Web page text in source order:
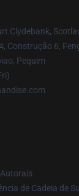
Clydebank,
Construção 6,
Pequim
de Cadeia de